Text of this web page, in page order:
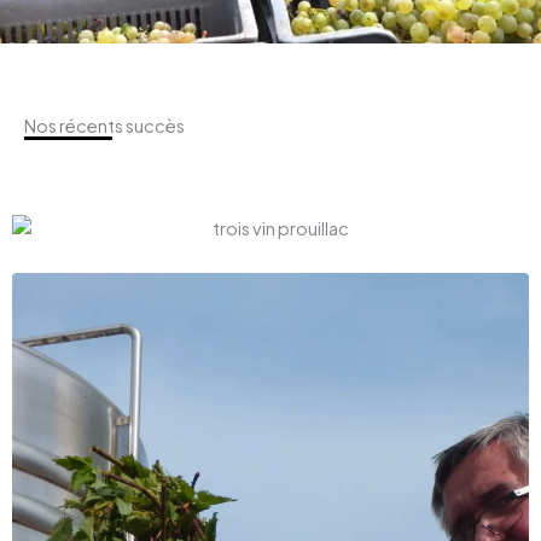
Nos récents succès